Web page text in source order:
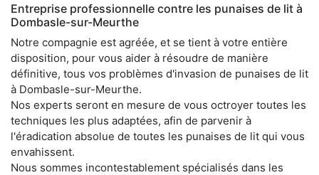
Entreprise professionnelle contre les punaises de lit à
Dombasle-sur-Meurthe
Notre compagnie est agréée, et se tient à votre entière
disposition, pour vous aider à résoudre de manière
définitive, tous vos problèmes d'invasion de punaises de lit
à Dombasle-sur-Meurthe.
Nos experts seront en mesure de vous octroyer toutes les
techniques les plus adaptées, afin de parvenir à
l'éradication absolue de toutes les punaises de lit qui vous
envahissent.
Nous sommes incontestablement spécialisés dans les